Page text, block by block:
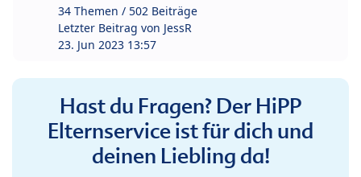
34 Themen / 502 Beiträge
Letzter Beitrag von JessR
23. Jun 2023 13:57
Hast du Fragen? Der HiPP
Elternservice ist für dich und
deinen Liebling da!